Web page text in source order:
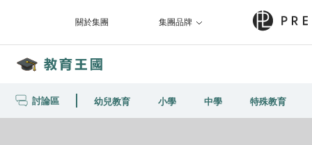
關於集團 集團品牌
討論區 幼兒教育 小學 中學 特殊教育